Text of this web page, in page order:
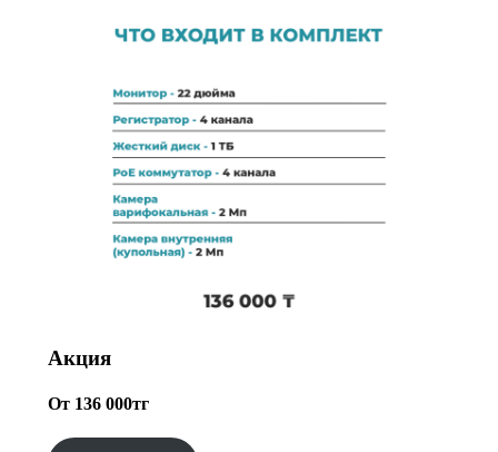
Акция
От 136 000тг